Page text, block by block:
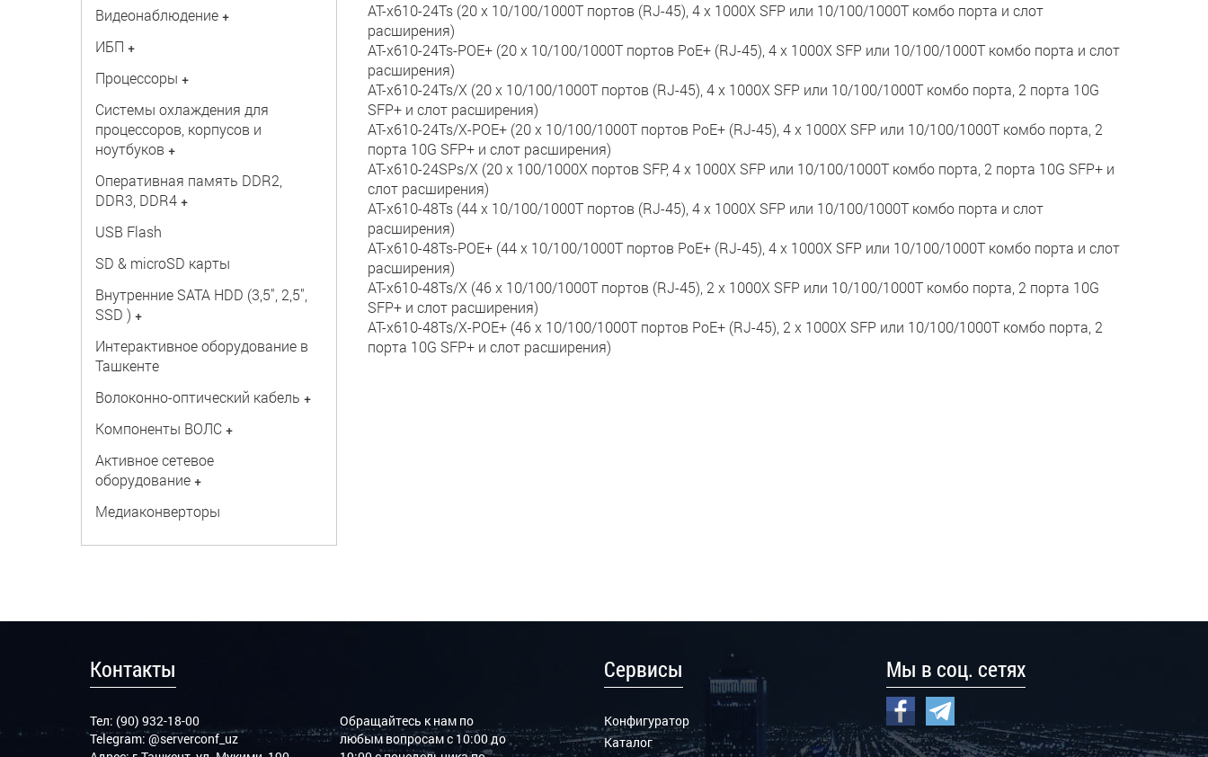
Видеонаблюдение +
ИБП +
Процессоры +
Системы охлаждения для
процессоров, корпусов и
ноутбуков +
Оперативная память DDR2,
DDR3, DDR4 +
USB Flash
SD & microSD карты
Внутренние SATA HDD (3,5", 2,5",
SSD ) +
Интерактивное оборудование в
Ташкенте
Волоконно-оптический кабель +
Компоненты ВОЛС +
Активное сетевое
оборудование +
Медиаконверторы
AT-x610-24Ts (20 x 10/100/1000T портов (RJ-45), 4 x 1000X SFP или 10/100/1000T комбо порта и слот
расширения)
AT-x610-24Ts-POE+ (20 x 10/100/1000T портов PoE+ (RJ-45), 4 x 1000X SFP или 10/100/1000T комбо порта и слот
расширения)
AT-x610-24Ts/X (20 x 10/100/1000T портов (RJ-45), 4 x 1000X SFP или 10/100/1000T комбо порта, 2 порта 10G
SFP+ и слот расширения)
AT-x610-24Ts/X-POE+ (20 x 10/100/1000T портов PoE+ (RJ-45), 4 x 1000X SFP или 10/100/1000T комбо порта, 2
порта 10G SFP+ и слот расширения)
AT-x610-24SPs/X (20 x 100/1000X портов SFP, 4 x 1000X SFP или 10/100/1000T комбо порта, 2 порта 10G SFP+ и
слот расширения)
AT-x610-48Ts (44 x 10/100/1000T портов (RJ-45), 4 x 1000X SFP или 10/100/1000T комбо порта и слот
расширения)
AT-x610-48Ts-POE+ (44 x 10/100/1000T портов PoE+ (RJ-45), 4 x 1000X SFP или 10/100/1000T комбо порта и слот
расширения)
AT-x610-48Ts/X (46 x 10/100/1000T портов (RJ-45), 2 x 1000X SFP или 10/100/1000T комбо порта, 2 порта 10G
SFP+ и слот расширения)
AT-x610-48Ts/X-POE+ (46 x 10/100/1000T портов PoE+ (RJ-45), 2 x 1000X SFP или 10/100/1000T комбо порта, 2
порта 10G SFP+ и слот расширения)
Контакты
Тел: (90) 932-18-00
Telegram:@serverconf_uz
Обращайтесь к нам по
любым вопросам с 10:00 до
Сервисы
Конфигуратор
Каталог
Мы в соц. сетях